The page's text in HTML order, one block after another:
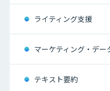
ライティング支援
マーケティング・デー
テキスト要約